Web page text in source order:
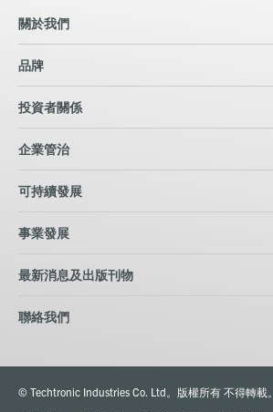
關於我們
品牌
投資者關係
企業管治
可持續發展
事業發展
最新消息及出版刊物
聯絡我們
© Techtronic Industries Co. Ltd。版權所有 不得轉載。